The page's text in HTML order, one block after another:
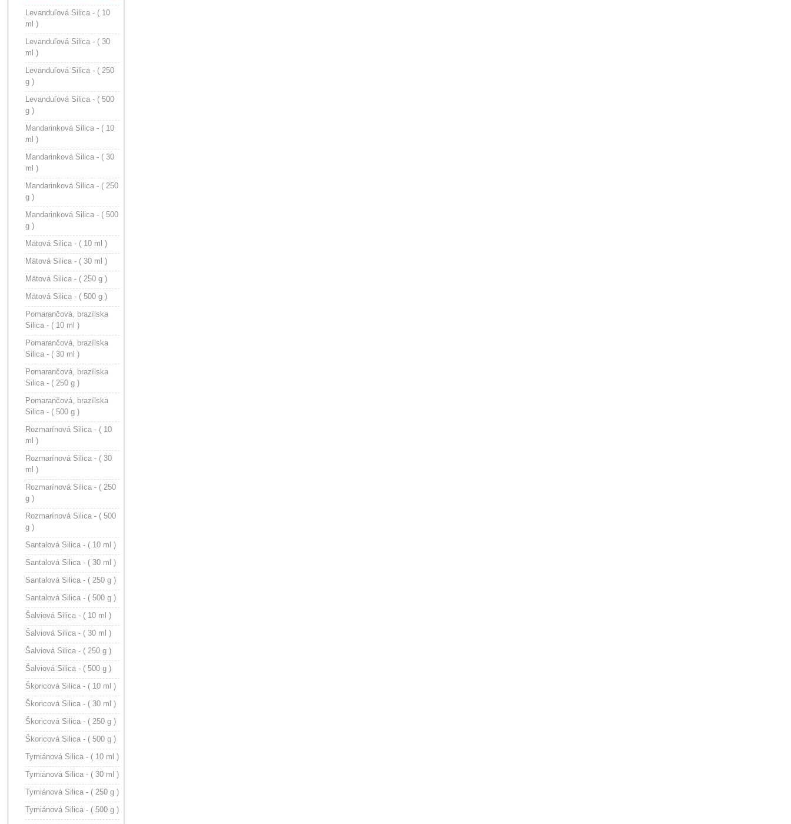
Levanduľová Silica - ( 10
ml )
Levanduľová Silica - ( 30
ml )
Levanduľová Silica - ( 250
g )
Levanduľová Silica - ( 500
g )
Mandarinková Silica - ( 10
ml )
Mandarinková Silica - ( 30
ml )
Mandarinková Silica - ( 250
g )
Mandarinková Silica - ( 500
g )
Mätová Silica - ( 10 ml )
Mätová Silica - ( 30 ml )
Mätová Silica - ( 250 g )
Mätová Silica - ( 500 g )
Pomarančová, brazílska
Silica - ( 10 ml )
Pomarančová, brazílska
Silica - ( 30 ml )
Pomarančová, brazílska
Silica - ( 250 g )
Pomarančová, brazílska
Silica - ( 500 g )
Rozmarínová Silica - ( 10
ml )
Rozmarínová Silica - ( 30
ml )
Rozmarínová Silica - ( 250
g )
Rozmarínová Silica - ( 500
g )
Santalová Silica - ( 10 ml )
Santalová Silica - ( 30 ml )
Santalová Silica - ( 250 g )
Santalová Silica - ( 500 g )
Šalviová Silica - ( 10 ml )
Šalviová Silica - ( 30 ml )
Šalviová Silica - ( 250 g )
Šalviová Silica - ( 500 g )
Škoricová Silica - ( 10 ml )
Škoricová Silica - ( 30 ml )
Škoricová Silica - ( 250 g )
Škoricová Silica - ( 500 g )
Tymiánová Silica - ( 10 ml )
Tymiánová Silica - ( 30 ml )
Tymiánová Silica - ( 250 g )
Tymiánová Silica - ( 500 g )